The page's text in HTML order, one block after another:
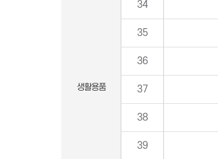
생활용품
34
35
36
37
38
39